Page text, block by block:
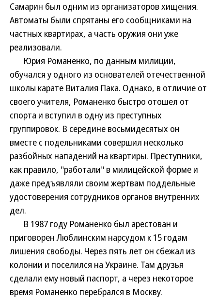
Самарин был одним из организаторов хищения.
Автоматы были спрятаны его сообщниками на
частных квартирах, а часть оружия они уже
реализовали.
Юрия Романенко, по данным милиции,
обучался у одного из основателей отечественной
школы карате Виталия Пака. Однако, в отличие от
своего учителя, Романенко быстро отошел от
спорта и вступил в одну из преступных
группировок. В середине восьмидесятых он
вместе с подельниками совершил несколько
разбойных нападений на квартиры. Преступники,
как правило, "работали" в милицейской форме и
даже предъявляли своим жертвам поддельные
удостоверения сотрудников органов внутренних
дел.
В 1987 году Романенко был арестован и
приговорен Люблинским нарсудом к 15 годам
лишения свободы. Через пять лет он сбежал из
колонии и поселился на Украине. Там друзья
сделали ему новый паспорт, а через некоторое
время Романенко перебрался в Москву.